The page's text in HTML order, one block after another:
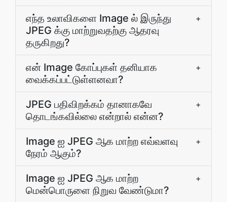
எந்த உலாவிகளை Image ல் இருந்து
JPEG க்கு மாற்றுவதற்கு ஆதரவு
தருகிறது?
+
என் Image கோப்புகள் தனியாக
வைக்கப்பட்டுள்ளனவா?
+
JPEG பதிவிறக்கம் தானாகவே
தொடங்கவில்லை என்றால் என்ன?
+
Image ஐ JPEG ஆக மாற்ற எவ்வளவு
நேரம் ஆகும்?
+
Image ஐ JPEG ஆக மாற்ற
மென்பொருளை நிறுவ வேண்டுமா?
+